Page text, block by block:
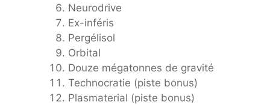
Neurodrive
Ex-inféris
Pergélisol
Orbital
Douze mégatonnes de gravité
Technocratie (piste bonus)
Plasmaterial (piste bonus)